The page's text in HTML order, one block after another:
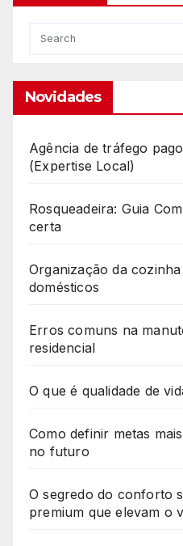
Novidades
Agência de tráfego
(Expertise Local)
Rosqueadeira: Guia
certa
Organização da
domésticos
Erros comuns na
residencial
O que é qualidade de
Como definir metas
no futuro
O segredo do conforto
premium que elevam o